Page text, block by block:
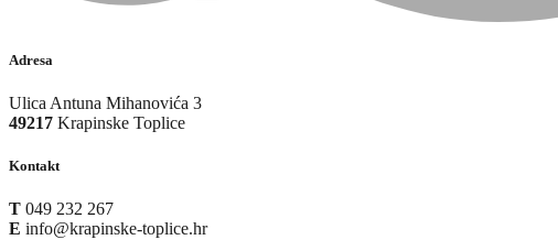
Adresa
Ulica Antuna Mihanovića 3
49217 Krapinske Toplice
Kontakt
T 049 232 267
E info@krapinske-toplice.hr